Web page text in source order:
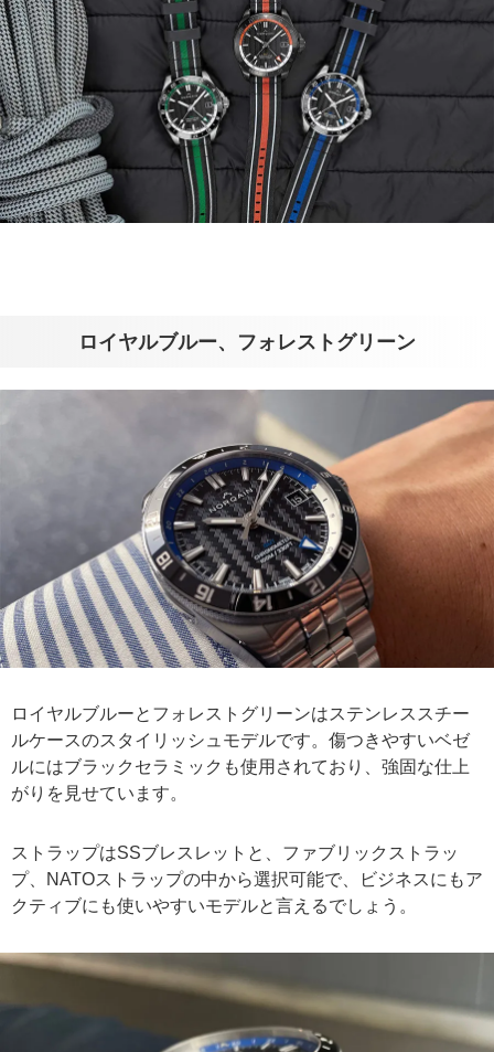
ロイヤルブルー、フォレストグリーン
ロイヤルブルーとフォレストグリーンはステンレススチー
ルケースのスタイリッシュモデルです。傷つきやすいベゼ
ルにはブラックセラミックも使用されており、強固な仕上
がりを見せています。
ストラップはSSブレスレットと、ファブリックストラッ
プ、NATOストラップの中から選択可能で、ビジネスにもア
クティブにも使いやすいモデルと言えるでしょう。